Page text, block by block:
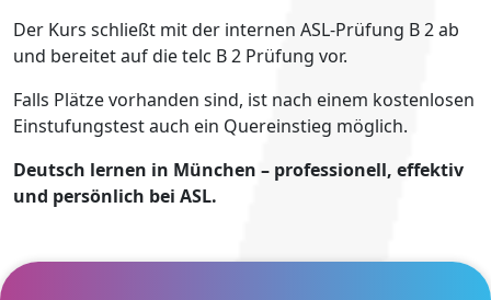
Der Kurs schließt mit der internen ASL-Prüfung B 2 ab
und bereitet auf die telc B 2 Prüfung vor.
Falls Plätze vorhanden sind, ist nach einem kostenlosen
Einstufungstest auch ein Quereinstieg möglich.
Deutsch lernen in München – professionell, effektiv
und persönlich bei ASL.